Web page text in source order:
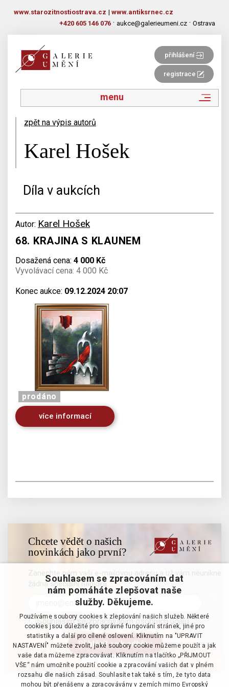
www.starozitnostiostrava.cz | www.antiksrnec.cz
+420 605 146 076 · aukce@galerieumeni.cz · Ostrava
přihlášení
registrace
menu
zpět na výpis autorů
Karel Hošek
Díla v aukcích
Autor: Karel Hošek
68. KRAJINA S KLAUNEM
Dosažená cena: 4 000 Kč
Vyvolávací cena: 4 000 Kč
Konec aukce: 09.12.2024 20:07
prodáno
více informací
Chcete vědět o našich
novinkách jako první?
Zanechte nám vaši e-mailovou adresu a už vám neunikne
žádná speciální nabídka
Souhlasím se zpracováním osobních údajů
Souhlasem se zpracováním dat
nám pomáháte zlepšovat naše
služby. Děkujeme.
Používáme soubory cookies k zlepšování našich služeb. Některé
cookies jsou důležité pro správné fungování stránek, jiné pro
statistiky a další pro cílené oslovení. Kliknutím na "UPRAVIT
NASTAVENÍ" můžete zvolit, jaké soubory cookie můžeme použít a jak
vaše data můžeme zpracovávat. Kliknutím na tlačítko „PŘIJMOUT
VŠE“ nám umožníte použití cookie a zpracování vašich dat v plném
rozsahu dle našich zásad. Souhlasíte tak také s tím, že tyto data
mohou být přenášeny a zpracovávány v zemích mimo Evropský